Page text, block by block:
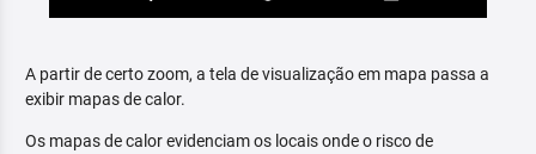
A partir de certo zoom, a tela de visualização em mapa passa a
exibir mapas de calor.
Os mapas de calor evidenciam os locais onde o risco de